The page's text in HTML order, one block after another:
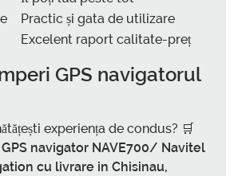
Practic și gata de utilizare
Excelent raport calitate-preț
GPS navigatorul
experiența de condus? 🛒
navigator NAVE700/ Navitel
cu livrare in Chisinau,